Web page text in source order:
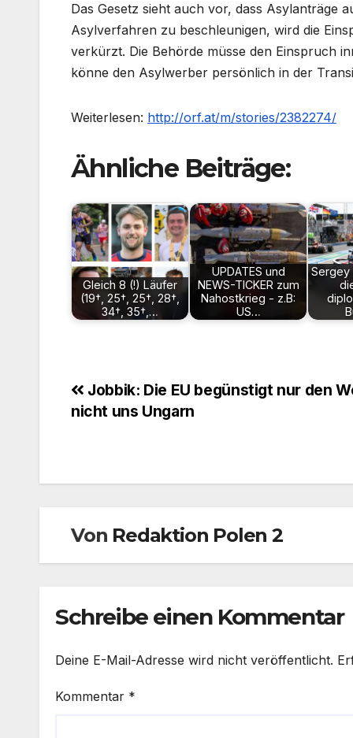
Das Gesetz sieht auch vor, dass Asylanträge
Asylverfahren zu beschleunigen, wird die
verkürzt. Die Behörde müsse den Einspruch
könne den Asylwerber persönlich in der
Weiterlesen: http://orf.at/m/stories/2382274/
Ähnliche Beiträge:
Gleich 8 (!) Läufer
(19†, 25†, 25†, 28†,
34†, 35†,…
UPDATES und
NEWS-TICKER zum
Nahostkrieg - z.B:
US…
Sergey
Beitragsnavigation
Jobbik: Die EU begünstigt nur den
nicht uns Ungarn
Von Redaktion Polen 2
Schreibe einen Kommentar
Deine E-Mail-Adresse wird nicht veröffentlicht.
Kommentar *